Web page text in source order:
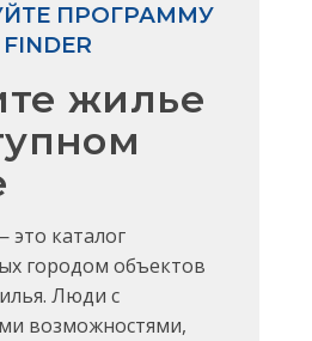
ПРОГРАММУ
жилье
это каталог
городом объектов
Люди с
возможностями,